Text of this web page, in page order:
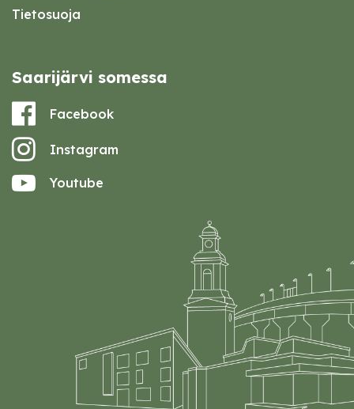
Tietosuoja
Saarijärvi somessa
Facebook
Instagram
Youtube